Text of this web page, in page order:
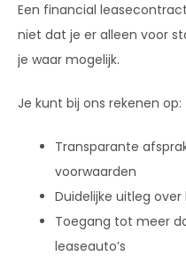
Een financial
niet dat je er alleen voor
je waar mogelijk.
Je kunt bij ons rekenen op:
Transparante
voorwaarden
Duidelijke uitleg
Toegang tot meer
leaseauto’s